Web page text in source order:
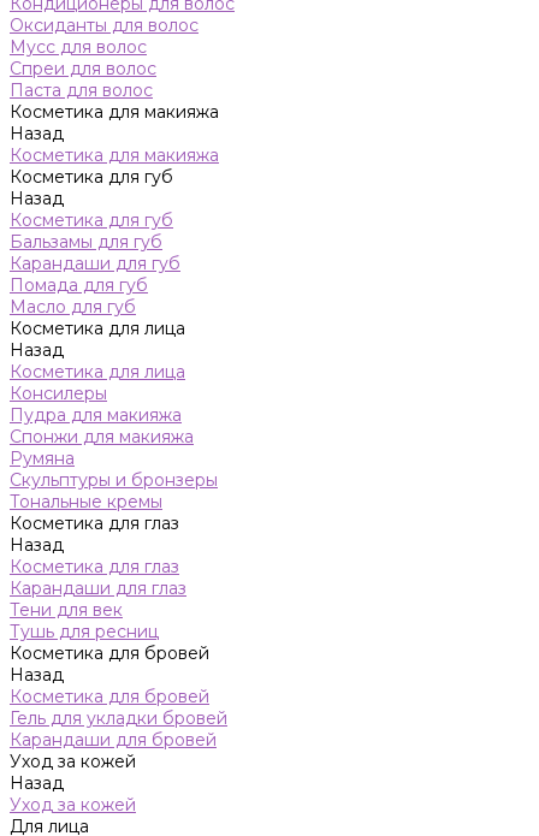
Оксиданты для волос
Мусс для волос
Спреи для волос
Паста для волос
Косметика для макияжа
Назад
Косметика для макияжа
Косметика для губ
Назад
Косметика для губ
Бальзамы для губ
Карандаши для губ
Помада для губ
Масло для губ
Косметика для лица
Назад
Косметика для лица
Консилеры
Пудра для макияжа
Спонжи для макияжа
Румяна
Скульптуры и бронзеры
Тональные кремы
Косметика для глаз
Назад
Косметика для глаз
Карандаши для глаз
Тени для век
Тушь для ресниц
Косметика для бровей
Назад
Косметика для бровей
Гель для укладки бровей
Карандаши для бровей
Уход за кожей
Назад
Уход за кожей
Для лица